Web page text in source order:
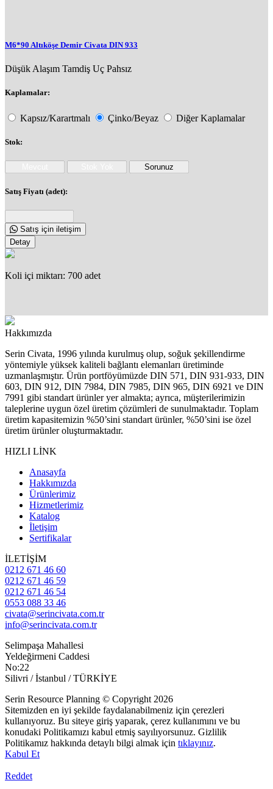
M6*90 Altıköşe Demir Civata DIN 933
Düşük Alaşım Tamdiş Uç Pahsız
Kaplamalar:
Kapsız/Karartmalı Çinko/Beyaz Diğer Kaplamalar
Stok:
Satış Fiyatı (adet):
Satış için iletişim
Detay
Koli içi miktarı: 700 adet
Hakkımızda
Serin Civata, 1996 yılında kurulmuş olup, soğuk şekillendirme
yöntemiyle yüksek kaliteli bağlantı elemanları üretiminde
uzmanlaşmıştır. Ürün portföyümüzde DIN 571, DIN 931-933, DIN
603, DIN 912, DIN 7984, DIN 7985, DIN 965, DIN 6921 ve DIN
7991 gibi standart ürünler yer almakta; ayrıca, müşterilerimizin
taleplerine uygun özel üretim çözümleri de sunulmaktadır. Toplam
üretim kapasitemizin %50’sini standart ürünler, %50’sini ise özel
üretim ürünler oluşturmaktadır.
HIZLI LİNK
Anasayfa
Hakkımızda
Ürünlerimiz
Hizmetlerimiz
Katalog
İletişim
Sertifikalar
İLETİŞİM
0212 671 46 60
0212 671 46 59
0212 671 46 54
0553 088 33 46
civata@serincivata.com.tr
info@serincivata.com.tr
Selimpaşa Mahallesi
Yeldeğirmeni Caddesi
No:22
Silivri / İstanbul / TÜRKİYE
Serin Resource Planning © Copyright 2026
Sitemizden en iyi şekilde faydalanabilmeniz için çerezleri
kullanıyoruz. Bu siteye giriş yaparak, çerez kullanımını ve bu
konudaki Politikamızı kabul etmiş sayılıyorsunuz. Gizlilik
Politikamız hakkında detaylı bilgi almak için tıklayınız.
Kabul Et
Reddet